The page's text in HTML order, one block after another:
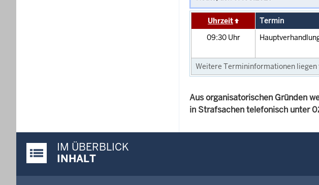
Uhrzeit Termin
09:30 Uhr
Weitere Termininformationen
Aus organisatorischen Gründen
in Strafsachen telefonisch unter
Justiz-Portal im Überblick:
IM ÜBERBLICK
INHALT